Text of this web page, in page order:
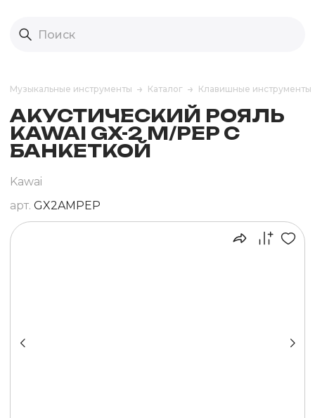
Музыкальные инструменты Каталог Клавишные инструменты
АКУСТИЧЕСКИЙ РОЯЛЬ
KAWAI GX-2 M/PEP С
БАНКЕТКОЙ
Kawai
арт. GX2AMPEP